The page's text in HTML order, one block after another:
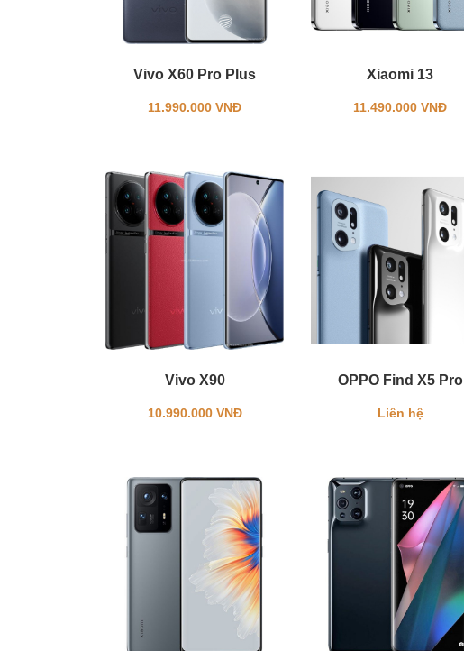
Vivo X60 Pro Plus
11.990.000 VNĐ
Xiaomi 13
11.490.000 VNĐ
Vivo X90
10.990.000 VNĐ
OPPO Find X5 Pro
Liên hệ